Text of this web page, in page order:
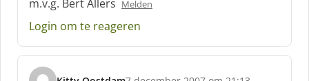
e
e
:
m.v.g. Bert Allers Melden
Login om te reageren